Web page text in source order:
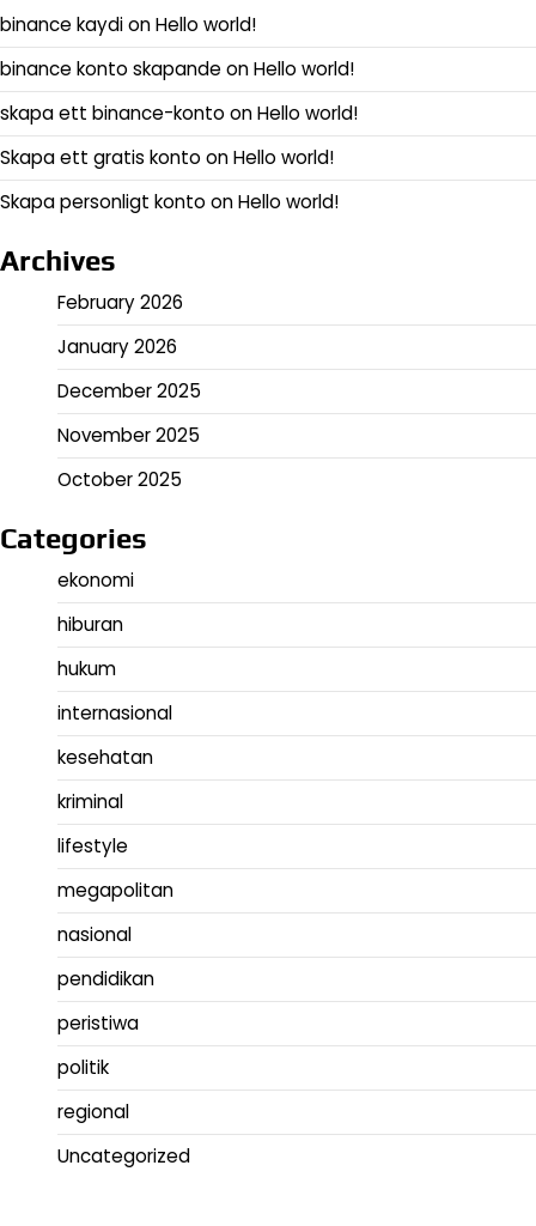
binance kaydionHello world!
binance konto skapande onHello world!
skapa ett binance-konto onHello world!
Skapa ett gratis konto onHello world!
Skapa personligt konto onHello world!
Archives
February 2026
January 2026
December 2025
November 2025
October 2025
Categories
ekonomi
hiburan
hukum
internasional
kesehatan
kriminal
lifestyle
megapolitan
nasional
pendidikan
peristiwa
politik
regional
Uncategorized